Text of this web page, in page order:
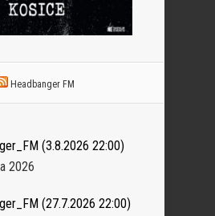
Headbanger FM
(3.8.2026 22:00)
2026
(27.7.2026 22:00)